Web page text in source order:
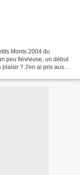
Monts 2004 du
peu fiévreuse, un début
? J'en ai pris aussi